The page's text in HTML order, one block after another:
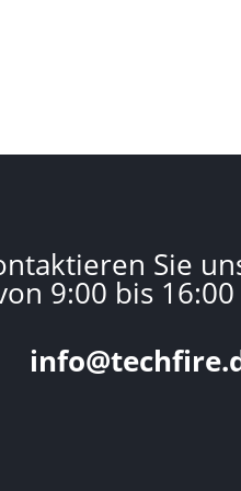
Sie
9:00 bis